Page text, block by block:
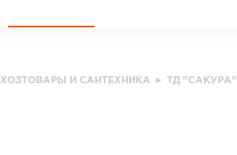
ХОЗТОВАРЫ И САНТЕХНИКА ▸ ТД "САКУРА"